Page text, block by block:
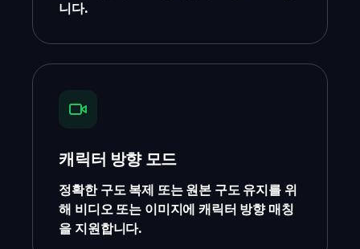
니다.
캐릭터 방향 모드
정확한 구도 복제 또는 원본 구도 유지를 위
해 비디오 또는 이미지에 캐릭터 방향 매칭
을 지원합니다.